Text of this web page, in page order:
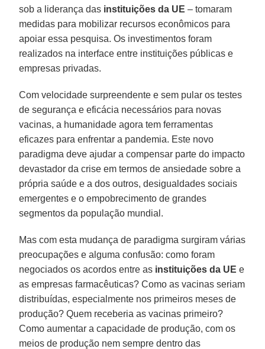
sob a liderança das instituições da UE – tomaram
medidas para mobilizar recursos econômicos para
apoiar essa pesquisa. Os investimentos foram
realizados na interface entre instituições públicas e
empresas privadas.
Com velocidade surpreendente e sem pular os testes
de segurança e eficácia necessários para novas
vacinas, a humanidade agora tem ferramentas
eficazes para enfrentar a pandemia. Este novo
paradigma deve ajudar a compensar parte do impacto
devastador da crise em termos de ansiedade sobre a
própria saúde e a dos outros, desigualdades sociais
emergentes e o empobrecimento de grandes
segmentos da população mundial.
Mas com esta mudança de paradigma surgiram várias
preocupações e alguma confusão: como foram
negociados os acordos entre as instituições da UE e
as empresas farmacêuticas? Como as vacinas seriam
distribuídas, especialmente nos primeiros meses de
produção? Quem receberia as vacinas primeiro?
Como aumentar a capacidade de produção, com os
meios de produção nem sempre dentro das